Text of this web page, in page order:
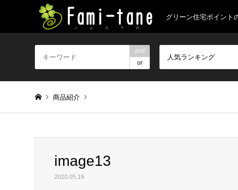
グリーン住宅ポイント
and
or
人気ランキング
商品紹介
image13image13
2020.05.16